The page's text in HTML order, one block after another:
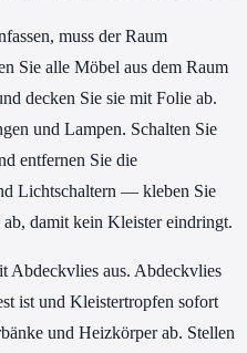
muss der Raum
Sie alle Möbel aus dem Raum
decken Sie sie mit Folie ab.
und Lampen. Schalten Sie
entfernen Sie die
Lichtschaltern — kleben Sie
damit kein Kleister eindringt.
Abdeckvlies aus. Abdeckvlies
ist und Kleistertropfen sofort
und Heizkörper ab. Stellen